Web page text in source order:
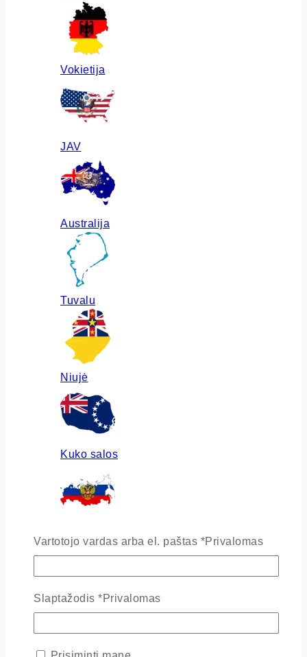
Vokietija
JAV
Australija
Tuvalu
Niujė
Kuko salos
Vartotojo vardas arba el. paštas *Privalomas
Slaptažodis *Privalomas